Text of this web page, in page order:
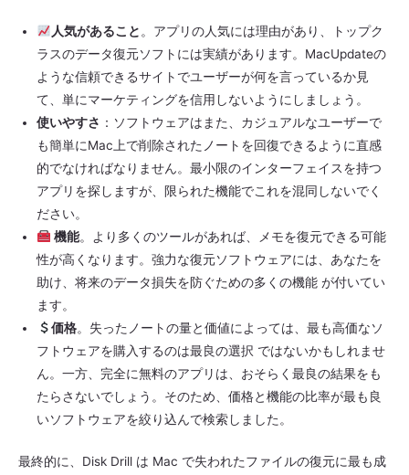
人気があること 。アプリの人気には理由があり、トップク
ラスのデータ復元ソフトには実績があります。MacUpdateの
ような信頼できるサイトでユーザーが何を言っているか見
て、単にマーケティングを信用しないようにしましょう。
使いやすさ ：ソフトウェアはまた、カジュアルなユーザーで
も簡単にMac上で削除されたノートを回復できるように直感
的でなければなりません。最小限のインターフェイスを持つ
アプリを探しますが、限られた機能でこれを混同しないでく
ださい。
機能。より多くのツールがあれば、メモを復元できる可能
性が高くなります。強力な復元ソフトウェアには、あなたを
助け、将来のデータ損失を防ぐための多くの機能 が付いてい
ます。
価格。失ったノートの量と価値によっては、最も高価なソ
フトウェアを購入するのは最良の選択 ではないかもしれませ
ん。一方、完全に無料のアプリは、おそらく最良の結果をも
たらさないでしょう。そのため、価格と機能の比率が最も良
いソフトウェアを絞り込んで検索しました。
最終的に、Disk Drill は Mac で失われたファイルの復元に最も成